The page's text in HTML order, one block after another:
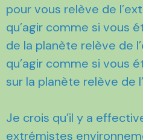
pour vous relève de
qu’agir comme si vous
de la planète relève de
qu’agir comme si vous
sur la planète relève de
Je crois qu’il y a
extrémistes